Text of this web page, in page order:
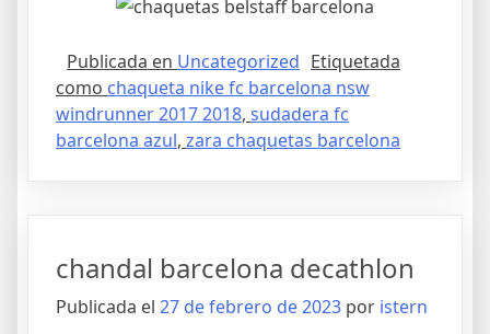
Publicada en Uncategorized Etiquetada
como chaqueta nike fc barcelona nsw
windrunner 2017 2018, sudadera fc
barcelona azul, zara chaquetas barcelona
chandal barcelona decathlon
Publicada el 27 de febrero de 2023 por istern